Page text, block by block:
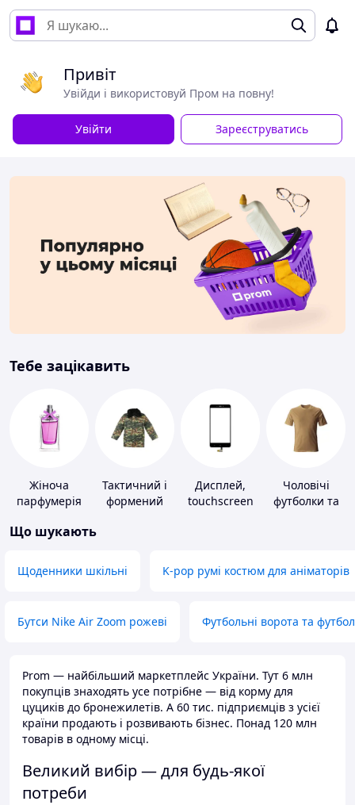
Привіт
Увійди і використовуй Пром на повну!
Увійти Зареєструватись
Тебе зацікавить
Жіноча
парфумерія
Тактичний і
формений
Дисплей,
touchscreen
Чоловічі
футболки та
Що шукають
Щоденники шкільні K-pop румі костюм для аніматорів
Бутси Nike Air Zoom рожеві Футбольні ворота та
Prom — найбільший маркетплейс України. Тут 6 млн
покупців знаходять усе потрібне — від корму для
цуциків до бронежилетів. А 60 тис. підприємців з усієї
країни продають і розвивають бізнес. Понад 120 млн
товарів в одному місці.
Великий вибір — для будь-якої
потреби